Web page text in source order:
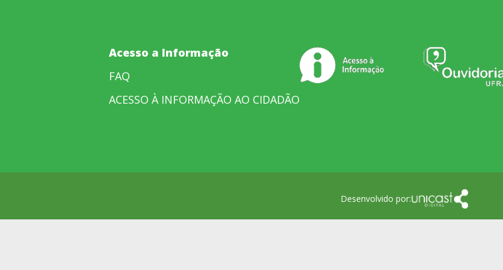
Acesso a Informação
FAQ
ACESSO À INFORMAÇÃO AO CIDADÃO
Desenvolvido por: